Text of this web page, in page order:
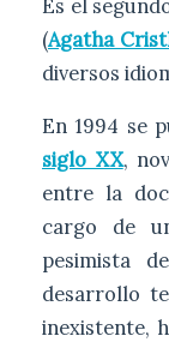
Es el
(Agatha
diversos
En 1994 se
siglo XX,
entre la
cargo de
pesimista
desarrollo
inexistente,